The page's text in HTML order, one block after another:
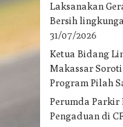
Laksanakan
Bersih
31/07/2026
Ketua Bidang
Makassar
Program Pilah
Perumda Parkir
Pengaduan di